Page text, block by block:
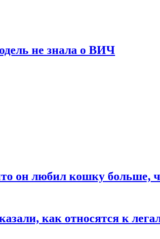
не знала о ВИЧ
он любил кошку больше,
как относятся к